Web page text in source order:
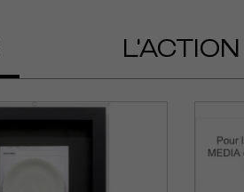
L'ACTION